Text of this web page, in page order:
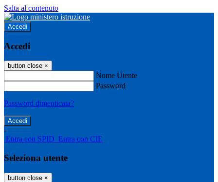
Salta al contenuto
Accedi
Accedi
button close ×
Nome Utente
Password
Password dimenticata?
-
Entra con SPID Entra con CIE
Seleziona utente
button close ×